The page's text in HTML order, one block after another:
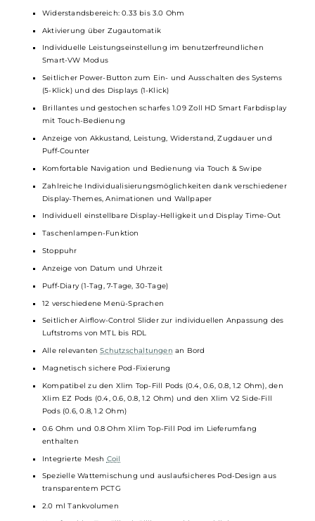
Kompakte und ergonomische Square-Form
Ideal für den Einsatz unterwegs
Beeindruckendes HD Smart Farbdisplay mit Touch-Bedienung
Komfortable Bedienung
Hochwertige Verarbeitung
Material: Zink-Legierung und Kunstleder/IML (
Integrierter 1600mAh Akku
USB Typ-C Fast-Charging mit 5V / 2A
Ausgangsleistung: 5 bis 30 Watt
Ausgangsspannung: 3.2 bis 4.2 Volt
Individuelle Leistungseinstellung im benutzerfreundlichen
(5-Klick) und des Displays (1-Klick)
Brillantes und gestochen scharfes 1.09 Zoll HD Smart
Anzeige von Akkustand, Leistung, Widerstand, Zugdauer und
Komfortable Navigation und Bedienung via Touch & Swipe
Zahlreiche Individualisierungsmöglichkeiten dank
Display-Themes, Animationen und Wallpaper
Stoppuhr
Anzeige von Datum und Uhrzeit